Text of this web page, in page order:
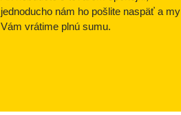
jednoducho nám ho pošlite naspäť a my
Vám vrátime plnú sumu.